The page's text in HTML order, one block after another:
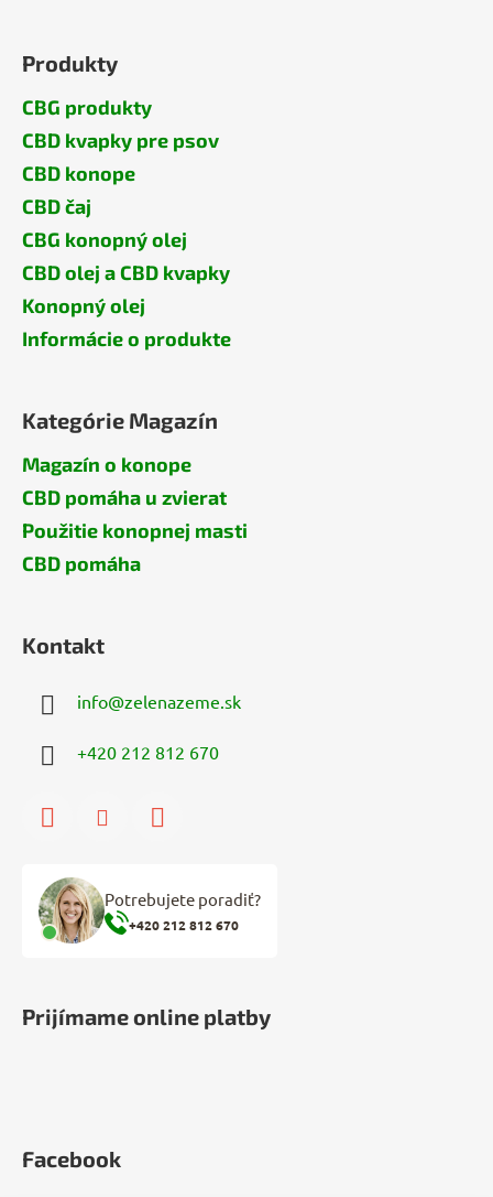
Produkty
CBG produkty
CBD kvapky pre psov
CBD konope
CBD čaj
CBG konopný olej
CBD olej a CBD kvapky
Konopný olej
Informácie o produkte
Kategórie Magazín
Magazín o konope
CBD pomáha u zvierat
Použitie konopnej masti
CBD pomáha
Kontakt
info@zelenazeme.sk
+420 212 812 670
Potrebujete poradiť?
+420 212 812 670
Prijímame online platby
Facebook